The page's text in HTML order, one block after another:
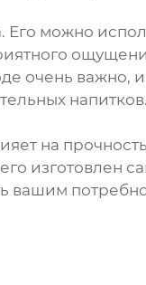
можно
очень важно, и
напитков.
на
изготовлен
вашим